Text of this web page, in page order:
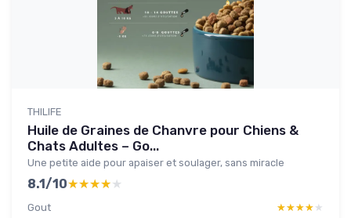
THILIFE
Huile de Graines de Chanvre pour Chiens &
Chats Adultes – Go...
Une petite aide pour apaiser et soulager, sans miracle
8.1/10★★★★★
★★★★★
Gout ★★★★★
★★★★★